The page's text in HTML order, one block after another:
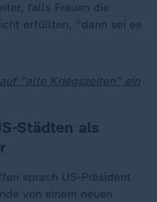
falls Frauen die
erfüllten, "dann sei es
"alte Kriegszeiten" ein
Städten als
sprach US-Präsident
von einem neuen